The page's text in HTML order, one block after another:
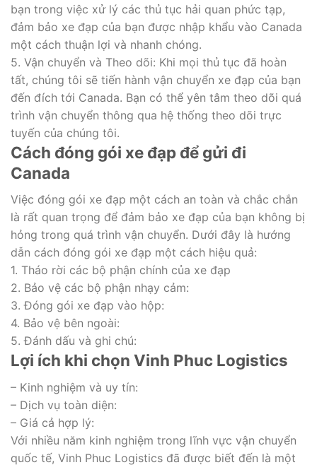
bạn trong việc xử lý các thủ tục hải quan phức tạp,
đảm bảo xe đạp của bạn được nhập khẩu vào Canada
một cách thuận lợi và nhanh chóng.
5. Vận chuyển và Theo dõi: Khi mọi thủ tục đã hoàn
tất, chúng tôi sẽ tiến hành vận chuyển xe đạp của bạn
đến đích tới Canada. Bạn có thể yên tâm theo dõi quá
trình vận chuyển thông qua hệ thống theo dõi trực
tuyến của chúng tôi.
Cách đóng gói xe đạp để gửi đi
Canada
Việc đóng gói xe đạp một cách an toàn và chắc chắn
là rất quan trọng để đảm bảo xe đạp của bạn không bị
hỏng trong quá trình vận chuyển. Dưới đây là hướng
dẫn cách đóng gói xe đạp một cách hiệu quả:
1. Tháo rời các bộ phận chính của xe đạp
2. Bảo vệ các bộ phận nhạy cảm:
3. Đóng gói xe đạp vào hộp:
4. Bảo vệ bên ngoài:
5. Đánh dấu và ghi chú:
Lợi ích khi chọn Vinh Phuc Logistics
– Kinh nghiệm và uy tín:
– Dịch vụ toàn diện:
– Giá cả hợp lý:
Với nhiều năm kinh nghiệm trong lĩnh vực vận chuyển
quốc tế, Vinh Phuc Logistics đã được biết đến là một